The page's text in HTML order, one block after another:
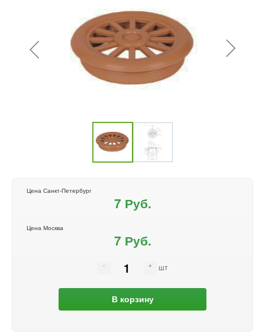
Цена Санкт-Петербург
7 Руб.
Цена Москва
7 Руб.
шт
В корзину